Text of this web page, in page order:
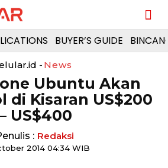
BUYER’S GUIDE
- News
Ubuntu Akan
di Kisaran US$200
US$400
: Redaksi
2014 04:34 WIB